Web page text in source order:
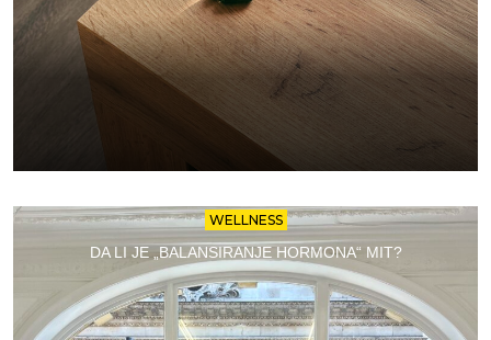
WELLNESS
DA LI JE „BALANSIRANJE HORMONA“ MIT?